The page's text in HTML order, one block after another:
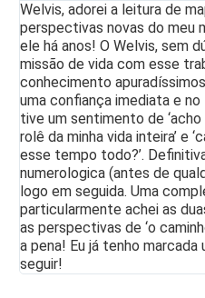
Welvis, adorei a leitura de
perspectivas novas do meu
ele há anos! O Welvis, sem
missão de vida com esse
conhecimento
uma confiança imediata e
tive um sentimento de
rolê da minha vida inteira’ e
esse tempo todo?’.
numerologica (antes de
logo em seguida. Uma
particularmente achei as
as perspectivas de ‘o
a pena! Eu já tenho
seguir!